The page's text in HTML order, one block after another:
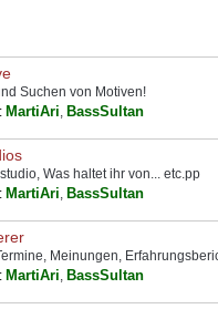
Suchen von Motiven!
MartiAri, BassSultan
Was haltet ihr von... etc.pp
MartiAri, BassSultan
Meinungen,
MartiAri, BassSultan